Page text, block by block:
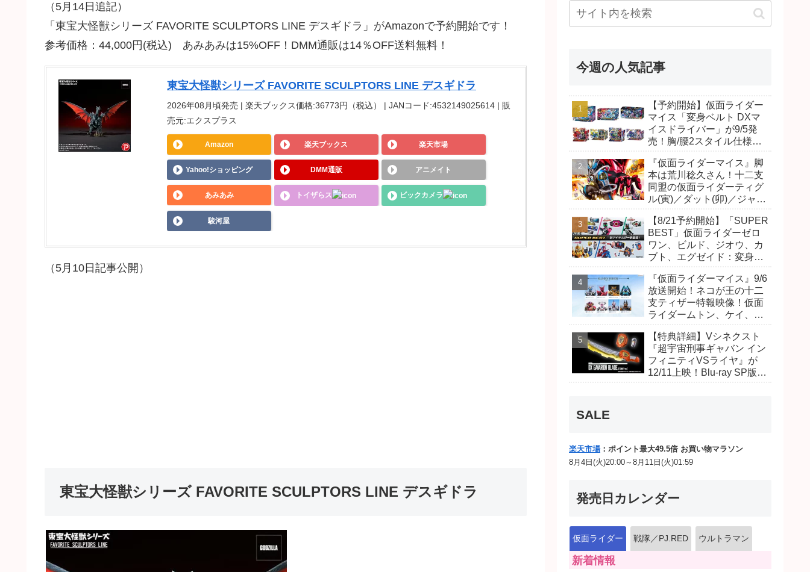
（5月14日追記）
「東宝大怪獣シリーズ FAVORITE SCULPTORS LINE デスギドラ」がAmazonで予約開始です！
参考価格：44,000円(税込) あみあみは15%OFF！DMM通販は14％OFF送料無料！
東宝大怪獣シリーズ FAVORITE SCULPTORS LINE デスギドラ
2026年08月頃発売 | 楽天ブックス価格:36773円（税込） | JANコード:4532149025614 | 販
売元:エクスプラス
Amazon 楽天ブックス 楽天市場
Yahoo!ショッピング DMM通販 アニメイト
あみあみ トイザらス ビックカメラ
駿河屋
（5月10日記事公開）
東宝大怪獣シリーズ FAVORITE SCULPTORS LINE デスギドラ
今週の人気記事
【予約開始】仮面ライダー
マイス「変身ベルト DXマ
イスドライバー」が9/5発
売！胸/腰2スタイル仕様！
ッシュ、ジャオ/バイト、ケ
イ/ショットボーンバックル
も！
『仮面ライダーマイス』脚
本は荒川稔久さん！十二支
同盟の仮面ライダーティグ
ル(寅)／ダット(卯)／ジャオ
尾達臣のキャストが発表！
トリガーのアキト金子隼也
さんも変身！
【8/21予約開始】「SUPER
BEST」仮面ライダーゼロ
ワン、ビルド、ジオウ、カ
ブト、エグゼイド：変身ベ
ー、DXネオディケイドライ
バー、DXホッパーゼクター
ほか12点！
『仮面ライダーマイス』9/6
放送開始！ネコが王の十二
支ティザー特報映像！仮面
ライダームトン、ケイ、ヴ
開！ライダーは子丑寅卯辰
巳午未申酉戌亥猫猫の14
人⁉
【特典詳細】Vシネクスト
『超宇宙刑事ギャバン イン
フィニティVSライヤ』が
12/11上映！Blu-ray SP版は
SALE
楽天市場 ：ポイント最大49.5倍 お買い物マラソン
8月4日(火)20:00～8月11日(火)01:59
発売日カレンダー
仮面ライダー 戦隊／PJ.RED ウルトラマン
新着情報